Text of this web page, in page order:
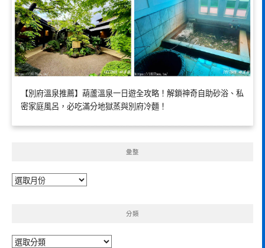
【別府溫泉推薦】葫蘆溫泉一日遊全攻略！解鎖神奇自助砂浴、私
密家庭風呂，必吃滿分地獄蒸與別府冷麵！
彙整
彙
分類
分